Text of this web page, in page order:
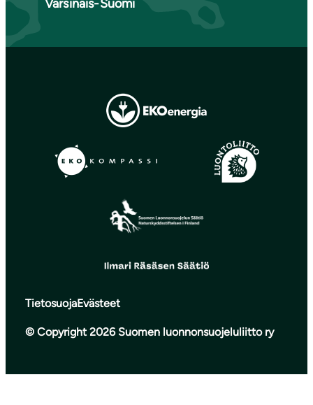
Varsinais-Suomi
TietosuojaEvästeet
© Copyright 2026 Suomen luonnonsuojeluliitto ry